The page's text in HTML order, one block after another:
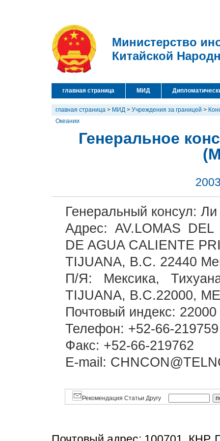
Министерство
Китайской
главная страница МИД
главная страница > МИД > Учреждения за границей >
Океании
Генеральное
Генеральный консул:
Адрес: AV.LOMAS
DE AGUA CALIENTE
TIJUANA, B.C. 22440
П/Я: Мексика,
TIJUANA, B.C.22000,
Почтовый индекс: 22000
Телефон: +52-66-219759
Факс: +52-66-219762
E-mail:
Рекомендация Статьи Другу